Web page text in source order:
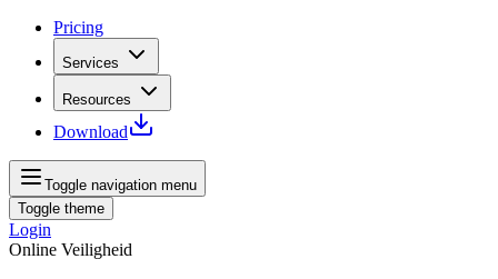
Pricing
Services
Resources
Download
Toggle navigation menu
Toggle theme
Login
Online Veiligheid